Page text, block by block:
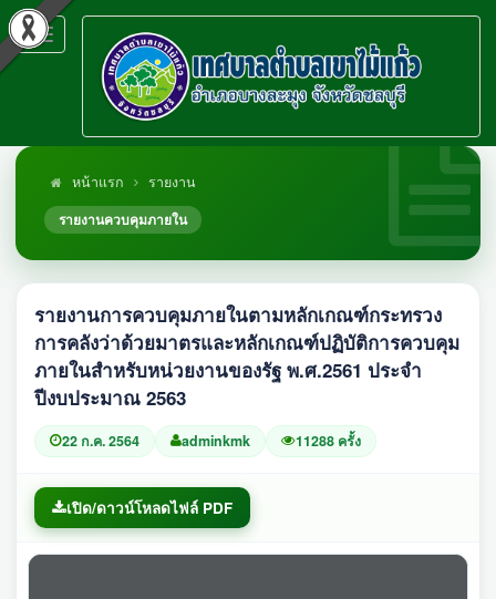
Toggle
navigation
หน้าแรก
รายงาน
รายงานควบคุมภายใน
รายงานการควบคุมภายในตามหลักเกณฑ์กระทรวง
การคลังว่าด้วยมาตรและหลักเกณฑ์ปฏิบัติการควบคุม
ภายในสำหรับหน่วยงานของรัฐ พ.ศ.2561 ประจำ
ปีงบประมาณ 2563
22 ก.ค. 2564 adminkmk 11288 ครั้ง
เปิด/ดาวน์โหลดไฟล์ PDF